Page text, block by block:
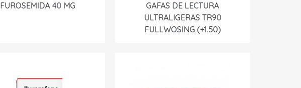
FUROSEMIDA 40 MG
GAFAS DE LECTURA
ULTRALIGERAS TR90
FULLWOSING (+1.50)